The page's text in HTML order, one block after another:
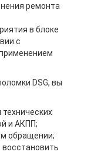
ремонта
в блоке
с
DSG, вы
и АКПП;
обращении;